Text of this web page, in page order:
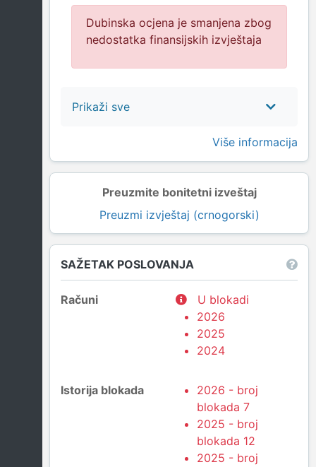
Preuzmite bonitetni izveštaj
Preuzmi izvještaj (crnogorski)
Dubinska ocjena je smanjena zbog
nedostatka finansijskih izvještaja
Prikaži sve
Više informacija
SAŽETAK POSLOVANJA
Računi
U blokadi
2026
2025
2024
Istorija blokada
2026 - broj
blokada 7
2025 - broj
blokada 12
2025 - broj